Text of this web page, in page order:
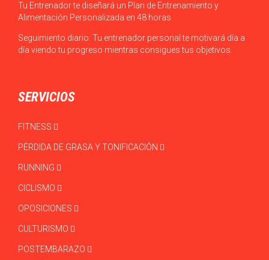
Tu Entrenador te diseñará un Plan de Entrenamiento y
Alimentación Personalizada en 48 horas
Seguimiento diario: Tu entrenador personal te motivará día a
día viendo tu progreso mientras consigues tus objetivos.
SERVICIOS
FITNESS
PÉRDIDA DE GRASA Y TONIFICACIÓN
RUNNING
CICLISMO
OPOSICIONES
CULTURISMO
POSTEMBARAZO